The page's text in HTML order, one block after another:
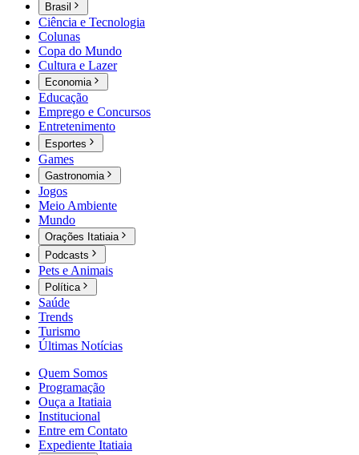
Brasil
Ciência e Tecnologia
Colunas
Copa do Mundo
Cultura e Lazer
Economia
Educação
Emprego e Concursos
Entretenimento
Esportes
Games
Gastronomia
Jogos
Meio Ambiente
Mundo
Orações Itatiaia
Podcasts
Pets e Animais
Política
Saúde
Trends
Turismo
Últimas Notícias
Quem Somos
Programação
Ouça a Itatiaia
Institucional
Entre em Contato
Expediente Itatiaia